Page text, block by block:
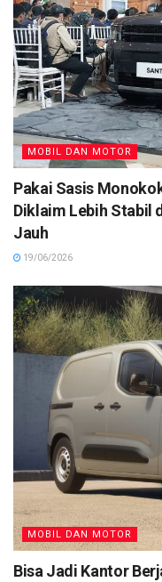
MOBIL DAN MOTOR
Pakai Sasis
Diklaim Lebih Stabil
Jauh
19/06/2026
MOBIL DAN MOTOR
Bisa Jadi Kantor